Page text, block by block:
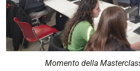
Momento della